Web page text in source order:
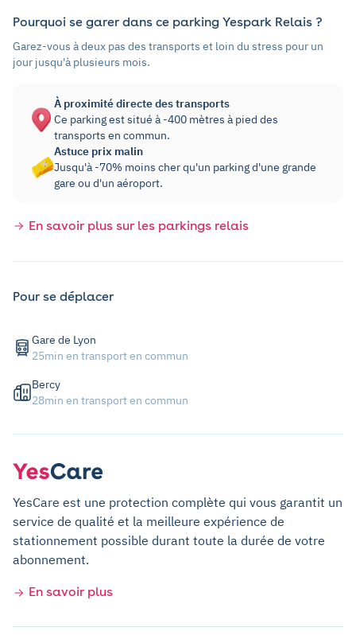
Pourquoi se garer dans ce parking Yespark Relais ?
Garez-vous à deux pas des transports et loin du stress pour un
jour jusqu'à plusieurs mois.
À proximité directe des transports
Ce parking est situé à -400 mètres à pied des
transports en commun.
Astuce prix malin
Jusqu'à -70% moins cher qu'un parking d'une grande
gare ou d'un aéroport.
En savoir plus sur les parkings relais
Pour se déplacer
Gare de Lyon
25min en transport en commun
Bercy
28min en transport en commun
YesCare est une protection complète qui vous garantit un
service de qualité et la meilleure expérience de
stationnement possible durant toute la durée de votre
abonnement.
En savoir plus